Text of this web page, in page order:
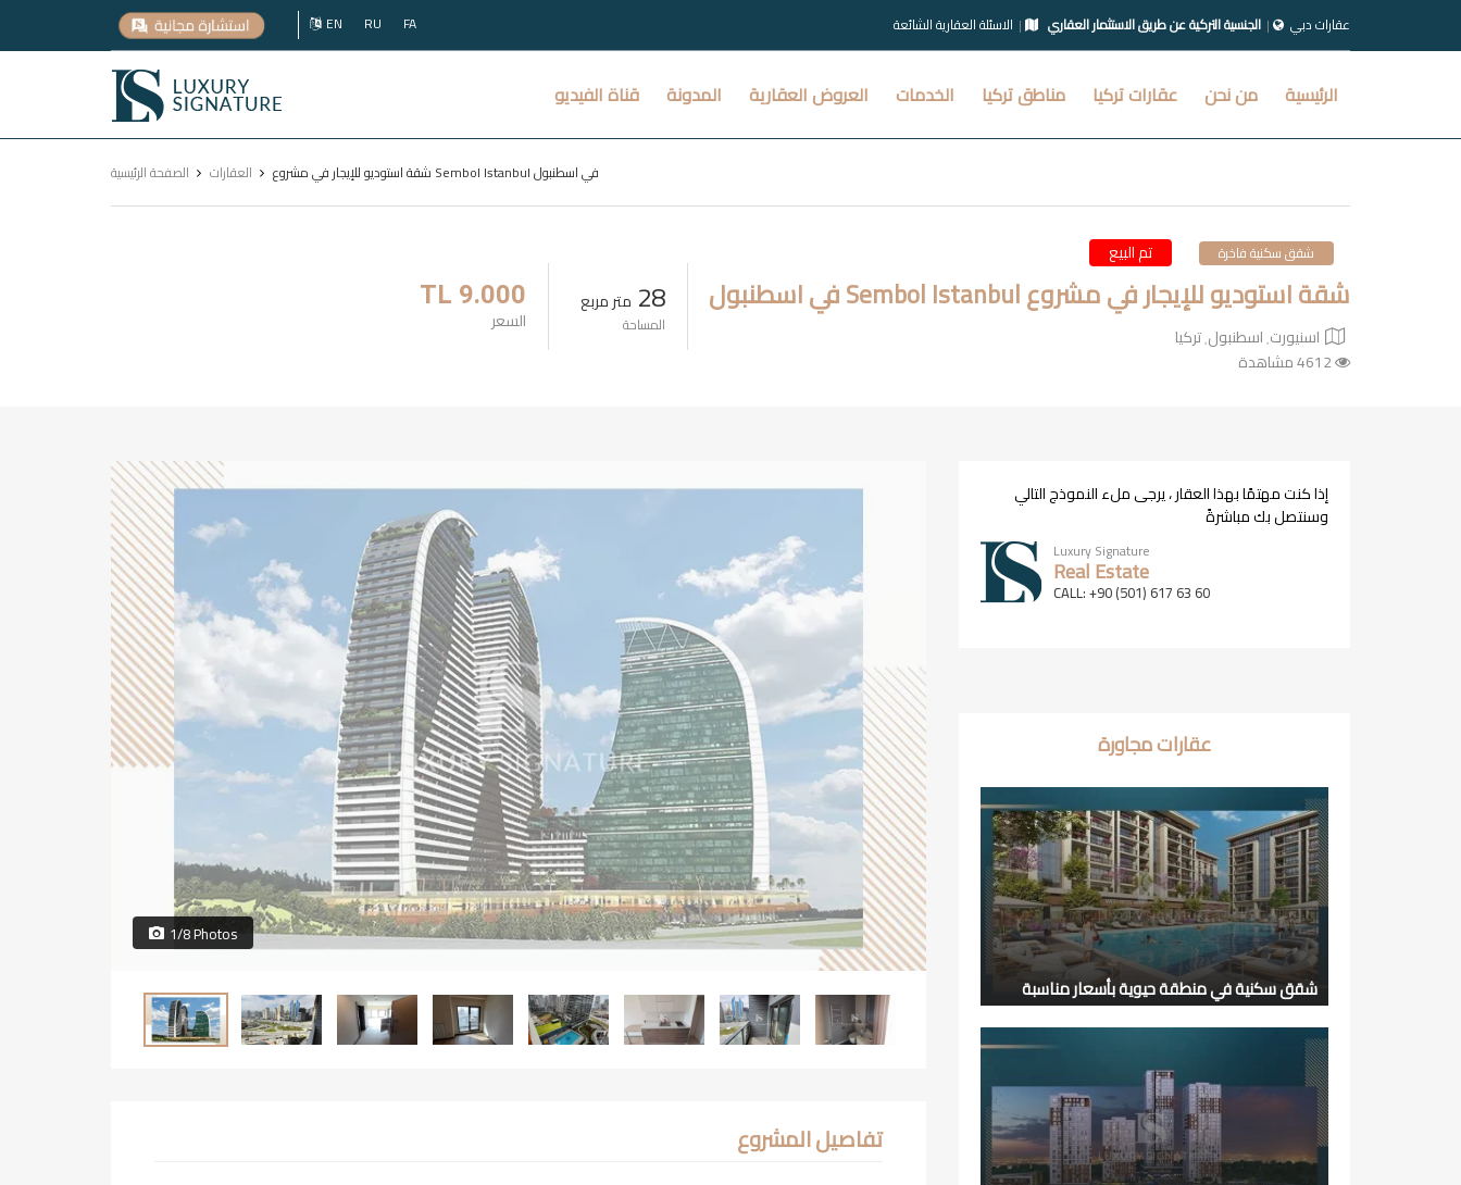
EN RU FA الاسئلة العقارية الشائعة الجنسية التركية عن طريق الاستثمار العقاري عقارات دبي
Luxury
Signature
الرئيسية من نحن عقارات تركيا مناطق تركيا الخدمات العروض العقارية المدونة قناة الفيديو
الصفحة الرئيسية العقارات شقة استوديو للإيجار في مشروع Sembol Istanbul في اسطنبول
شقق سكنية فاخرة تم البيع
شقة استوديو للإيجار في مشروع Sembol Istanbul في اسطنبول
اسنيورت٬ اسطنبول٬ تركيا
28 متر مربع
المساحة
TL 9.000
السعر
1/8 Photos
تفاصيل المشروع
إذا كنت مهتمًا بهذا العقار ، يرجى ملء النموذج التالي
وسنتصل بك مباشرةً
Luxury Signature
Real Estate
CALL: +90 (501) 617 63 60
عقارات مجاورة
شقق سكنية في منطقة حيوية بأسعار مناسبة